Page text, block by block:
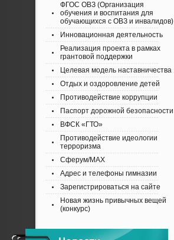
ФГОС ОВЗ (Организация
обучения и воспитания для
обучающихся с ОВЗ и инвалидов)
Инновационная деятельность
Реализация проекта в рамках
грантовой поддержки
Целевая модель наставничества
Отдых и оздоровление детей
Противодействие коррупции
Паспорт дорожной безопасности
ВФСК «ГТО»
Противодействие идеологии
терроризма
Сферум/MAX
Адрес и телефоны гимназии
Зарегистрироваться на сайте
Новая жизнь привычных вещей
(конкурс)